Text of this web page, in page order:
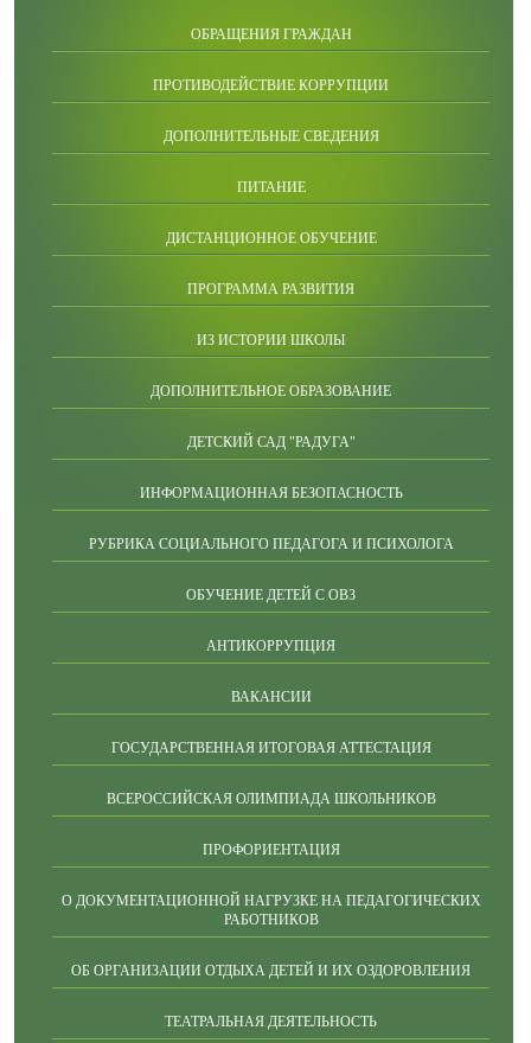
ОБРАЩЕНИЯ ГРАЖДАН
ПРОТИВОДЕЙСТВИЕ КОРРУПЦИИ
ДОПОЛНИТЕЛЬНЫЕ СВЕДЕНИЯ
ПИТАНИЕ
ДИСТАНЦИОННОЕ ОБУЧЕНИЕ
ПРОГРАММА РАЗВИТИЯ
ИЗ ИСТОРИИ ШКОЛЫ
ДОПОЛНИТЕЛЬНОЕ ОБРАЗОВАНИЕ
ДЕТСКИЙ САД "РАДУГА"
ИНФОРМАЦИОННАЯ БЕЗОПАСНОСТЬ
РУБРИКА СОЦИАЛЬНОГО ПЕДАГОГА И ПСИХОЛОГА
ОБУЧЕНИЕ ДЕТЕЙ С ОВЗ
АНТИКОРРУПЦИЯ
ВАКАНСИИ
ГОСУДАРСТВЕННАЯ ИТОГОВАЯ АТТЕСТАЦИЯ
ВСЕРОССИЙСКАЯ ОЛИМПИАДА ШКОЛЬНИКОВ
ПРОФОРИЕНТАЦИЯ
О ДОКУМЕНТАЦИОННОЙ НАГРУЗКЕ НА ПЕДАГОГИЧЕСКИХ
РАБОТНИКОВ
ОБ ОРГАНИЗАЦИИ ОТДЫХА ДЕТЕЙ И ИХ ОЗДОРОВЛЕНИЯ
ТЕАТРАЛЬНАЯ ДЕЯТЕЛЬНОСТЬ